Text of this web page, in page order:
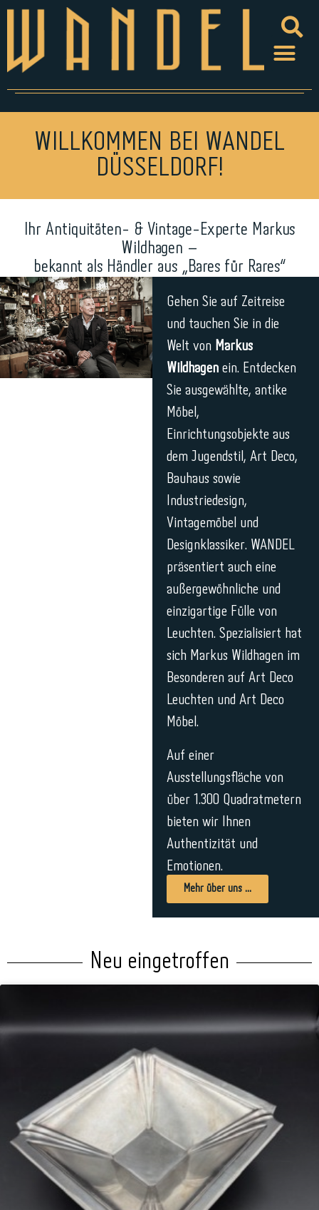
WILLKOMMEN BEI WANDEL
DÜSSELDORF!
Ihr Antiquitäten- & Vintage-Experte Markus
Wildhagen –
bekannt als Händler aus „Bares für Rares“
Gehen Sie auf Zeitreise
und tauchen Sie in die
Welt von Markus
Wildhagenein. Entdecken
Sie ausgewählte, antike
Möbel,
Einrichtungsobjekte aus
dem Jugendstil, Art Deco,
Bauhaus sowie
Industriedesign,
Vintagemöbel und
Designklassiker. WANDEL
präsentiert auch eine
außergewöhnliche und
einzigartige Fülle von
Leuchten. Spezialisiert hat
sich Markus Wildhagen im
Besonderen auf Art Deco
Leuchten und Art Deco
Möbel.
Auf einer
Ausstellungsfläche von
über 1.300 Quadratmetern
bieten wir Ihnen
Authentizität und
Emotionen.
Mehr über uns ...
Neu eingetroffen